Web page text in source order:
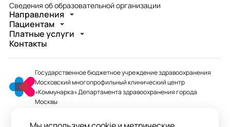
Сведения об образовательной организации
Направления
Пациентам
Платные услуги
Контакты
Государственное бюджетное учреждение здравоохранения
Московский многопрофильный клинический центр
«Коммунарка» Департамента здравоохранения города
Москвы